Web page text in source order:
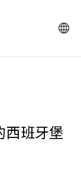
西班牙堡